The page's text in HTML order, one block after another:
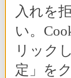
入れを
い。
リック
定」を